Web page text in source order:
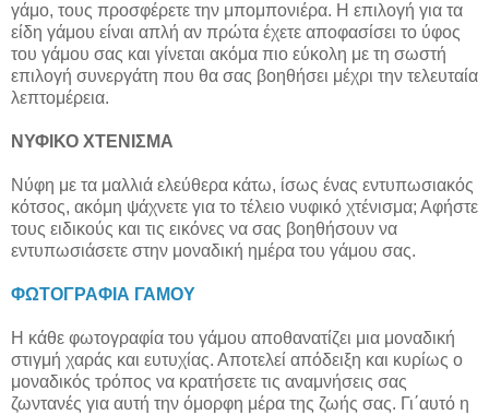
γάμο, τους προσφέρετε την μπομπονιέρα. Η επιλογή για τα
είδη γάμου είναι απλή αν πρώτα έχετε αποφασίσει το ύφος
του γάμου σας και γίνεται ακόμα πιο εύκολη με τη σωστή
επιλογή συνεργάτη που θα σας βοηθήσει μέχρι την τελευταία
λεπτομέρεια.
ΝΥΦΙΚΟ ΧΤΕΝΙΣΜΑ
Νύφη με τα μαλλιά ελεύθερα κάτω, ίσως ένας εντυπωσιακός
κότσος, ακόμη ψάχνετε για το τέλειο νυφικό χτένισμα; Αφήστε
τους ειδικούς και τις εικόνες να σας βοηθήσουν να
εντυπωσιάσετε στην μοναδική ημέρα του γάμου σας.
ΦΩΤΟΓΡΑΦΙΑ ΓΑΜΟΥ
Η κάθε φωτογραφία του γάμου αποθανατίζει μια μοναδική
στιγμή χαράς και ευτυχίας. Αποτελεί απόδειξη και κυρίως ο
μοναδικός τρόπος να κρατήσετε τις αναμνήσεις σας
ζωντανές για αυτή την όμορφη μέρα της ζωής σας. Γι΄αυτό η